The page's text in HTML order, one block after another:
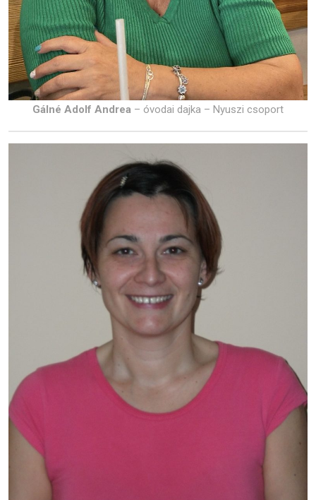
Gálné Adolf Andrea– óvodai dajka – Nyuszi csoport